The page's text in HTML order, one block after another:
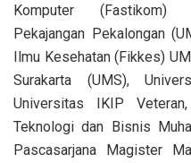
Komputer (Fastikom)
Pekajangan Pekalongan
Ilmu Kesehatan (Fikkes)
Surakarta (UMS),
Universitas IKIP
Teknologi dan Bisnis
Pascasarjana Magister